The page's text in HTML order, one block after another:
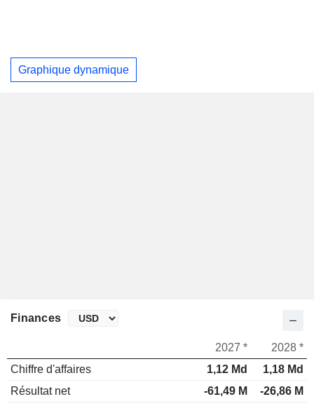
Graphique dynamique
Finances
2027 *
2028 *
Chiffre d'affaires
1,12 Md
1,18 Md
Résultat net
-61,49 M
-26,86 M